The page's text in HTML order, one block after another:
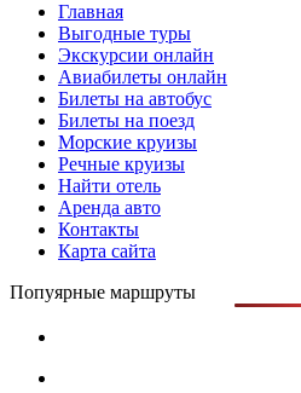
Главная
Выгодные туры
Экскурсии онлайн
Авиабилеты онлайн
Билеты на автобус
Билеты на поезд
Морские круизы
Речные круизы
Найти отель
Аренда авто
Контакты
Карта сайта
Попуярные маршруты